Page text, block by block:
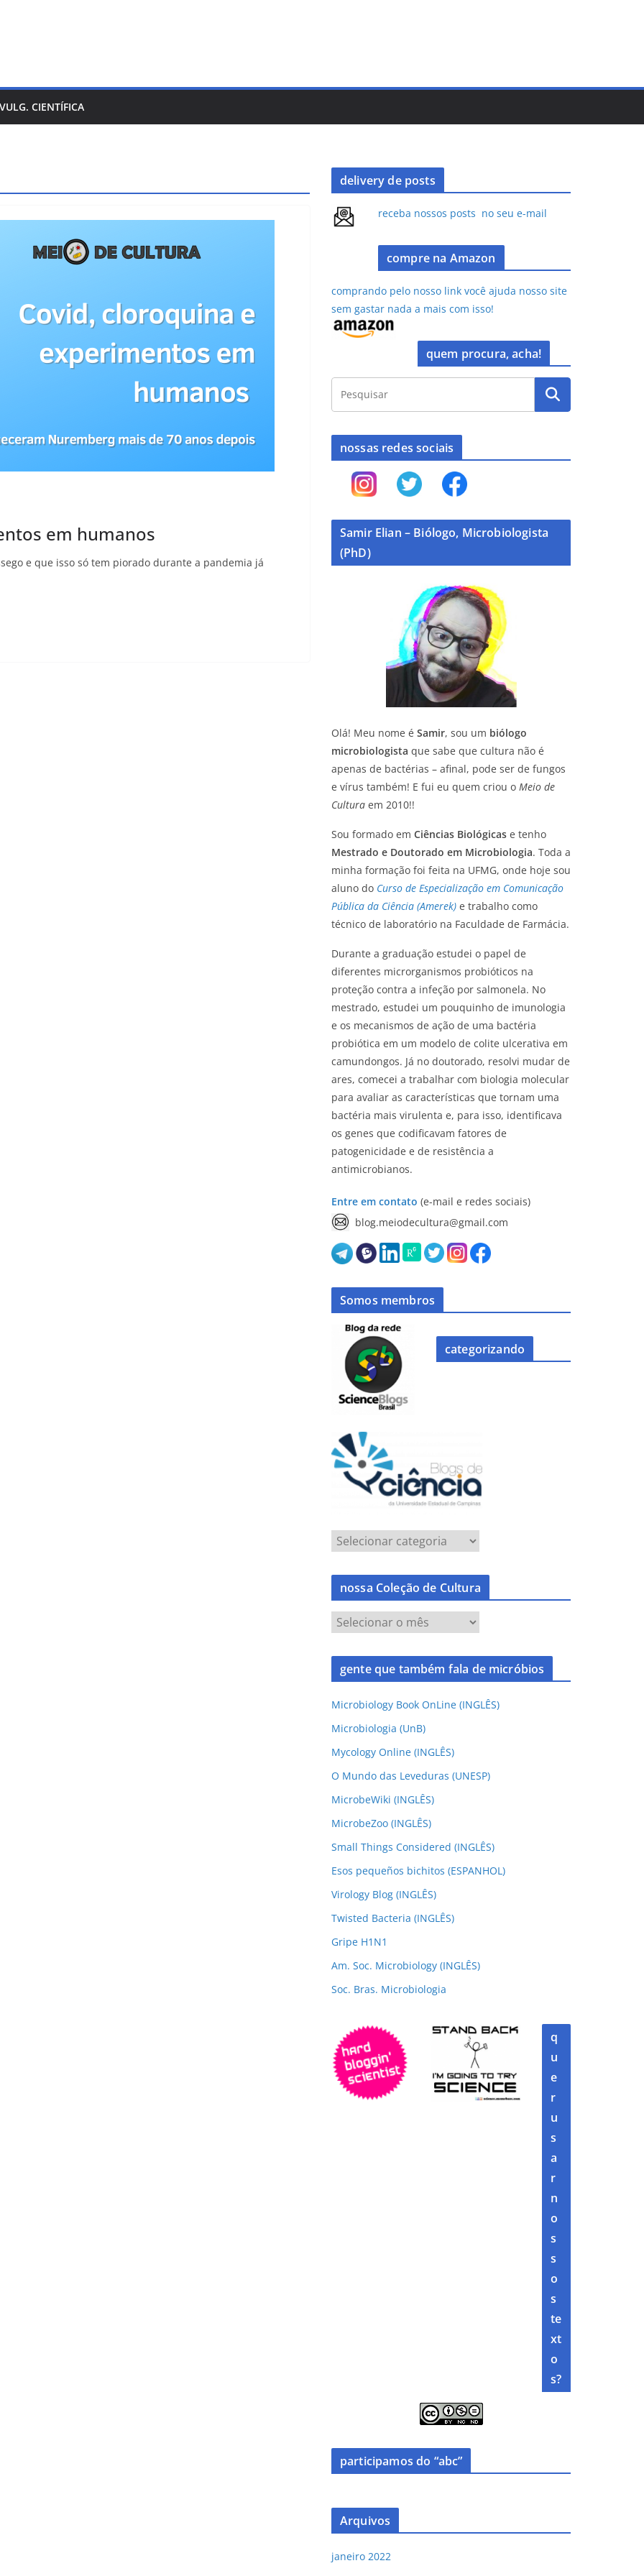
CIENTÍFICA
em humanos
e que isso só tem piorado durante a pandemia já
delivery de posts
receba nossos posts no seu e-mail
compre na Amazon
comprando pelo nosso link você ajuda nosso site
sem gastar nada a mais com isso!
quem procura, acha!
nossas redes sociais
Samir Elian – Biólogo, Microbiologista
(PhD)
Olá! Meu nome é Samir, sou um biólogo
microbiologista que sabe que cultura não é
apenas de bactérias – afinal, pode ser de fungos
e vírus também! E fui eu quem criou o Meio de
Cultura em 2010!!
Sou formado em Ciências Biológicas e tenho
Mestrado e Doutorado em Microbiologia. Toda a
minha formação foi feita na UFMG, onde hoje sou
aluno do Curso de Especialização em Comunicação
Pública da Ciência (Amerek) e trabalho como
técnico de laboratório na Faculdade de Farmácia.
Durante a graduação estudei o papel de
diferentes microrganismos probióticos na
proteção contra a infeção por salmonela. No
mestrado, estudei um pouquinho de imunologia
e os mecanismos de ação de uma bactéria
probiótica em um modelo de colite ulcerativa em
camundongos. Já no doutorado, resolvi mudar de
ares, comecei a trabalhar com biologia molecular
para avaliar as características que tornam uma
bactéria mais virulenta e, para isso, identificava
os genes que codificavam fatores de
patogenicidade e de resistência a
antimicrobianos.
Entre em contato (e-mail e redes sociais)
blog.meiodecultura@gmail.com
Somos membros
categorizando
nossa Coleção de Cultura
gente que também fala de micróbios
Microbiology Book OnLine (INGLÊS)
Microbiologia (UnB)
Mycology Online (INGLÊS)
O Mundo das Leveduras (UNESP)
MicrobeWiki (INGLÊS)
MicrobeZoo (INGLÊS)
Small Things Considered (INGLÊS)
Esos pequeños bichitos (ESPANHOL)
Virology Blog (INGLÊS)
Twisted Bacteria (INGLÊS)
Gripe H1N1
Am. Soc. Microbiology (INGLÊS)
Soc. Bras. Microbiologia
q
u
e
r
u
s
a
r
n
o
s
s
o
s
te
xt
o
s?
participamos do “abc”
Arquivos
janeiro 2022